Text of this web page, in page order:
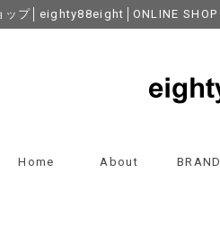
ップ│eighty88eight│ONLINE SHOP
Home About BRAND